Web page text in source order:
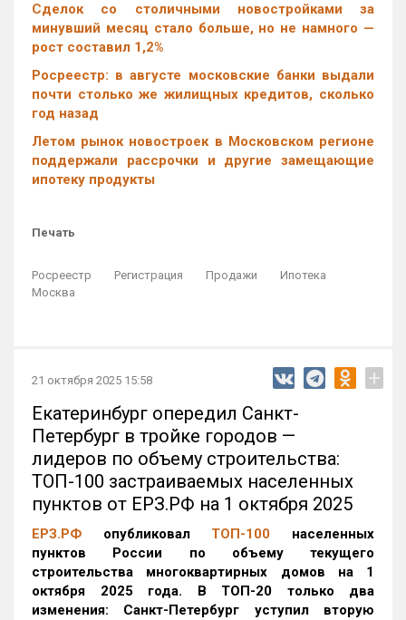
Cделок со столичными новостройками за
минувший месяц стало больше, но не намного —
рост составил 1,2%
Росреестр: в августе московские банки выдали
почти столько же жилищных кредитов, сколько
год назад
Летом рынок новостроек в Московском регионе
поддержали рассрочки и другие замещающие
ипотеку продукты
Печать
Росреестр Регистрация Продажи
Ипотека
Москва
21 октября 2025 15:58 +
Екатеринбург опередил Санкт-
Петербург в тройке городов —
лидеров по объему строительства:
ТОП-100 застраиваемых населенных
пунктов от ЕРЗ.РФ на 1 октября 2025
ЕРЗ.РФ опубликовал ТОП-100 населенных
пунктов России по объему текущего
строительства многоквартирных домов на 1
октября 2025 года. В ТОП-20 только два
изменения: Санкт-Петербург уступил вторую